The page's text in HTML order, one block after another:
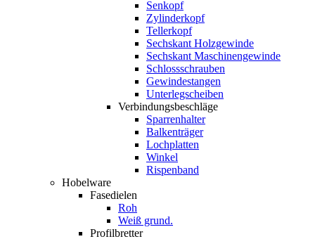
Senkopf
Zylinderkopf
Tellerkopf
Sechskant Holzgewinde
Sechskant Maschinengewinde
Schlossschrauben
Gewindestangen
Unterlegscheiben
Verbindungsbeschläge
Sparrenhalter
Balkenträger
Lochplatten
Winkel
Rispenband
Hobelware
Fasedielen
Roh
Weiß grund.
Profilbretter